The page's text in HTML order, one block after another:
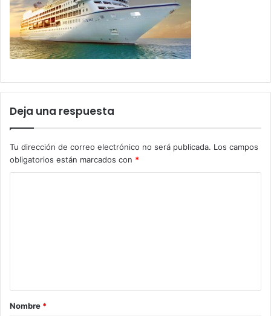
Deja una respuesta
Tu dirección de correo electrónico no será publicada. Los campos
obligatorios están marcados con *
a
r
Nombre *